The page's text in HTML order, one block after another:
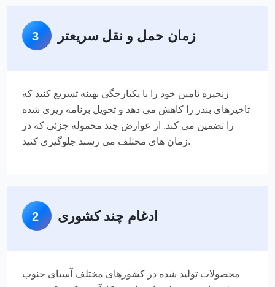
3 زمان حمل و نقل سریعتر
زنجیره تامین خود را با یکپارچگی بهینه تسریع کنید که
تاخیرهای بندر را کاهش می دهد و تحویل برنامه ریزی شده
را تضمین می کند. از عوارض چند محموله جزئی که در
زمان های مختلف می رسند جلوگیری کنید.
2 ادغام چند کشوری
محصولات تولید شده در کشورهای مختلف آسیای جنوب